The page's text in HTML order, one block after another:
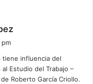
e
:
pm
tiene influencia del
Estudio del Trabajo –
Roberto García Criollo.